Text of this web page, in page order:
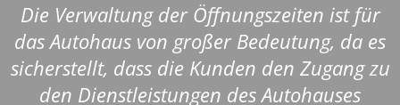
Die Verwaltung der Öffnungszeiten ist für
das Autohaus von großer Bedeutung, da es
sicherstellt, dass die Kunden den Zugang zu
den Dienstleistungen des Autohauses